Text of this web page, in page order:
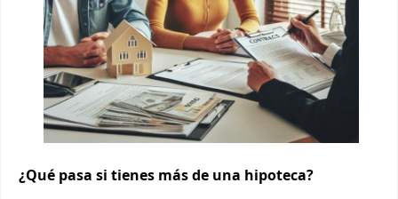
¿Qué pasa si tienes más de una hipoteca?